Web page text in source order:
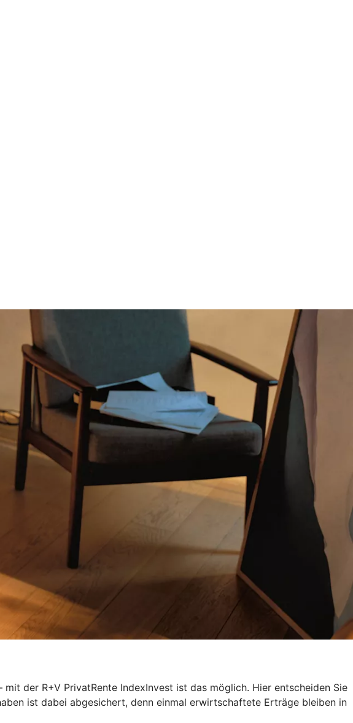
der R+V PrivatRente IndexInvest ist das möglich. Hier entscheiden Sie
ist dabei abgesichert, denn einmal erwirtschaftete Erträge bleiben in